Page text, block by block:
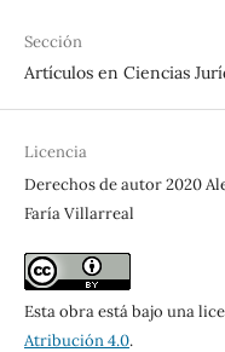
Sección
Artículos en Ciencias
Licencia
Derechos de autor 2020
Faría Villarreal
Esta obra está bajo una
Atribución 4.0.